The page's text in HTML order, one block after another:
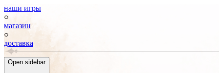
наши игры
○
магазин
○
доставка
Open sidebar